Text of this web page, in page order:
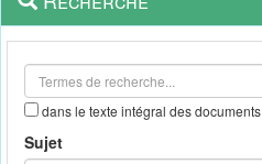
outils
dans le texte intégral des documents
Sujet